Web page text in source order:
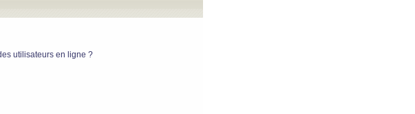
utilisateurs en ligne ?